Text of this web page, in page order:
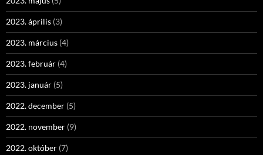
2023. április (3)
2023. március (4)
2023. február (4)
2023. január (5)
2022. december (5)
2022. november (9)
2022. október (7)